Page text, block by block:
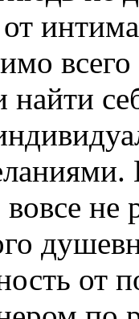
найти
не
от